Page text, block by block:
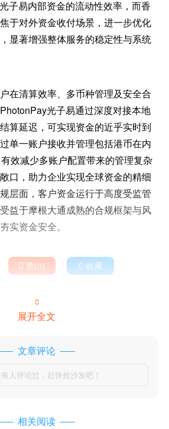
子易内部资金的流动性效率，而香
于对外资金收付场景，进一步优化
显著增强整体服务的稳定性与系统
在清算效率、多币种管理及安全合
光子易通过深度对接本地
算延迟，可实现资金的近乎实时到
单一账户接收并管理包括港币在内
效减少多账户配置带来的管理复杂
口，助力企业实现全球资金的精细
层面，客户资金运行于高度受监管
益于摩根大通成熟的合规框架与风
实资金安全。
 赞()  收藏

展开全文
文章评论
人评论过，赶快抢沙发吧！
相关阅读